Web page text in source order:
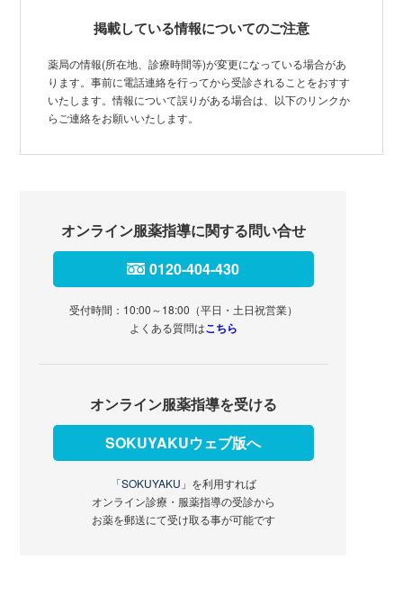
掲載している情報についてのご注意
薬局の情報(所在地、診療時間等)が変更になっている場合があ
ります。事前に電話連絡を行ってから受診されることをおすす
いたします。情報について誤りがある場合は、以下のリンクか
らご連絡をお願いいたします。
オンライン服薬指導に関する問い合せ
0120-404-430
受付時間：10:00～18:00（平日・土日祝営業）
よくある質問はこちら
オンライン服薬指導を受ける
SOKUYAKUウェブ版へ
「SOKUYAKU」 を利用すれば
オンライン診療・服薬指導の受診から
お薬を郵送にて受け取る事が可能です